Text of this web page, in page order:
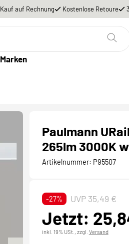
Kauf auf Rechnung Kostenlose Retoure
Marken
Paulmann
265lm 3000K
Artikelnummer: P95507
-27% UVP 35,49 €
Jetzt:
inkl. 19% USt., zzgl. Versand